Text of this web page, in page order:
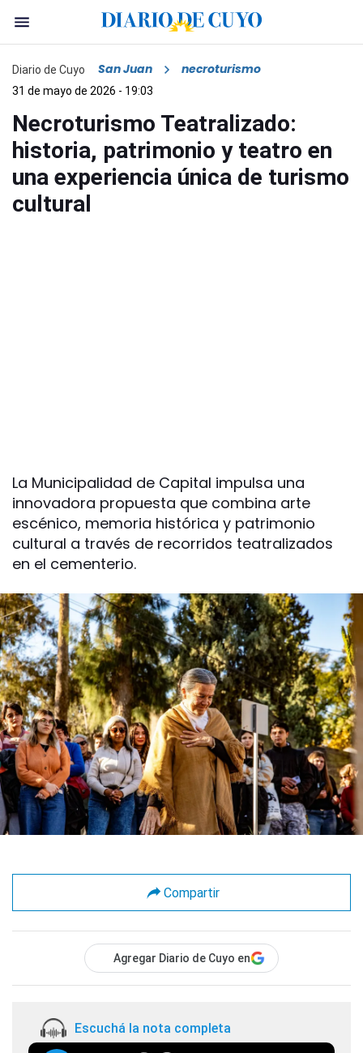
Diario de Cuyo San Juan necroturismo
31 de mayo de 2026 - 19:03
Necroturismo Teatralizado:
historia, patrimonio y teatro en
una experiencia única de turismo
cultural
La Municipalidad de Capital impulsa una
innovadora propuesta que combina arte
escénico, memoria histórica y patrimonio
cultural a través de recorridos teatralizados
en el cementerio.
Compartir
Agregar Diario de Cuyo en
Escuchá la nota completa